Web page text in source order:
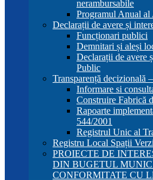
nerambursabile
Programul Anual
Declarații de avere și
Funcționari publici
Demnitari și aleși
Declarații de avere
Public
Transparență decizională
Informare si
Construire Fabrică
Rapoarte
544/2001
Registrul Unic al
Registru Local Spații Verzi
PROIECTE DE
DIN BUGETUL
CONFORMITATE CU